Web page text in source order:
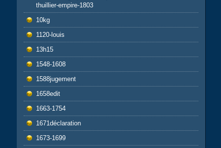
thuillier-empire-1803
10kg
1120-louis
13h15
1548-1608
1588jugement
1658edit
1663-1754
1671déclaration
1673-1699